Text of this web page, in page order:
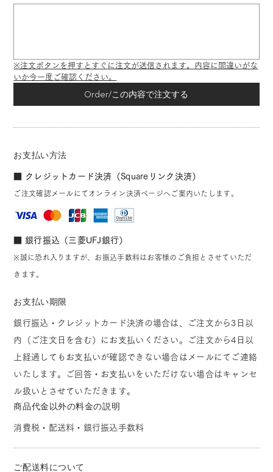
※注文ボタンを押すとすぐに注文が送信されます。内容に間違いがな
いか今一度ご確認ください。
Order/この内容で注文する
お支払い方法
■ クレジットカード決済（Squareリンク決済）
ご注文確認メールにてオンライン決済ページへご案内いたします。
■ 銀行振込（三菱UFJ銀行）
※誠に恐れ入りますが、お振込手数料はお客様のご負担とさせていただ
きます。
お支払い期限
銀行振込・クレジットカード決済の場合は、ご注文から3日以
内（ご注文日を含む）にお支払いください。ご注文から4日以
上経過してもお支払いが確認できない場合はメールにてご連絡
いたします。ご回答・お支払いをいただけない場合はキャンセ
ル扱いとさせていただきます。
商品代金以外の料金の説明
消費税・配送料・銀行振込手数料
ご配送料について